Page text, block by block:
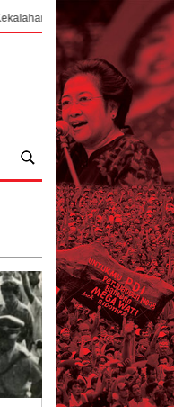
Membalikkan Papan